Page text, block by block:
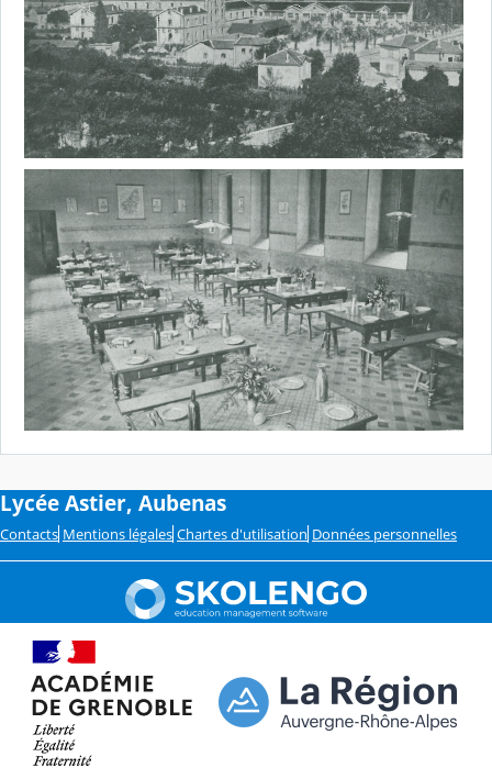
Lycée Astier, Aubenas
Contacts Mentions légales Chartes d'utilisation Données personnelles